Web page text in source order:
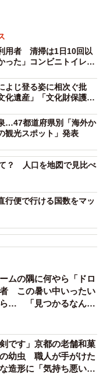
2/2
市小倉町）
プの614万5千人を
最多だった2019年の
速報値）による
6583円で、16年と
は1万8974円で3倍
する抹茶ブームが重
対鳳庵」（宇治）で
ノ消費』だけでな
い」（同課）とい
用者 清掃は1日10回以
った」コンビニトイレを
じ登る姿に相次ぐ批
遺産」「文化財保護の
…47都道府県別「海外か
観光スポット」発表
？ 人口を地図で見比べ
行便で行ける国数をマッ
ムの隅に何やら「ドロ
この暑い中いったい
… 「見つかるなんて
です」京都の老舗和菓
幼虫 職人が手がけた
造形に「気持ち悪いく